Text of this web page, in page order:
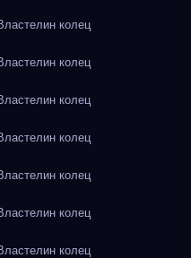
колец
колец
колец
колец
колец
колец
колец